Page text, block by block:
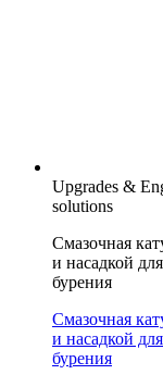
Upgrades &
solutions
Смазочная
и насадкой
бурения
Смазочная
и насадкой
бурения